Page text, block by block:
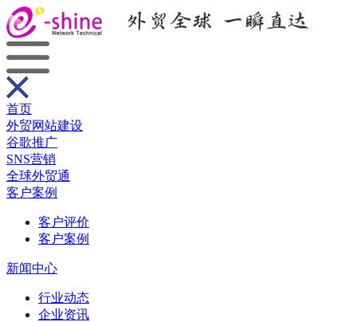
首页
外贸网站建设
谷歌推广
SNS营销
全球外贸通
客户案例
客户评价
客户案例
新闻中心
行业动态
企业资讯